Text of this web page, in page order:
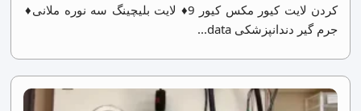
کردن لایت کیور مکس کیور 9♦ لایت بلیچینگ سه نوره ملانی♦
جرم گیر دندانپزشکی data...